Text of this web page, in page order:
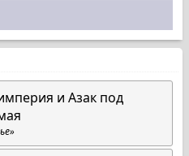
и Азак под